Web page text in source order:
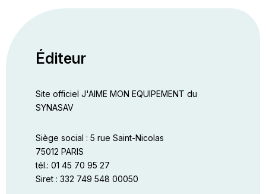
Éditeur
Site officiel J'AIME MON EQUIPEMENT du
SYNASAV
Siège social : 5 rue Saint-Nicolas
75012 PARIS
tél.: 01 45 70 95 27
Siret : 332 749 548 00050